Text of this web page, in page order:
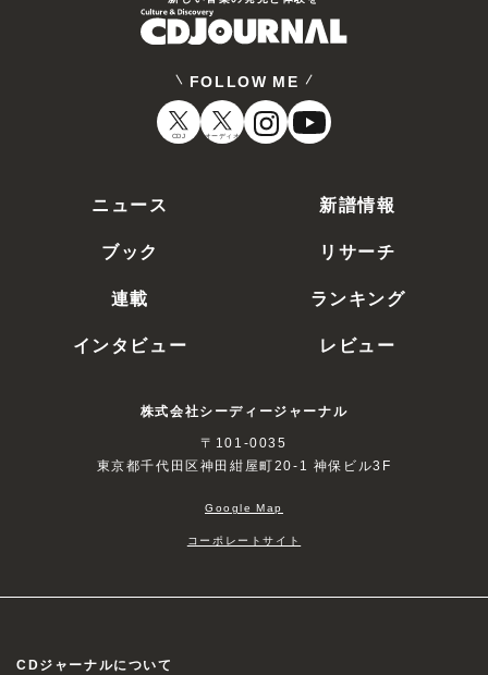
FOLLOW ME
CDJ オーディオ
ニュース
新譜情報
ブック
リサーチ
連載
ランキング
インタビュー
レビュー
株式会社シーディージャーナル
〒101-0035
東京都千代田区神田紺屋町20-1 神保ビル3F
Google Map
コーポレートサイト
CDジャーナルについて